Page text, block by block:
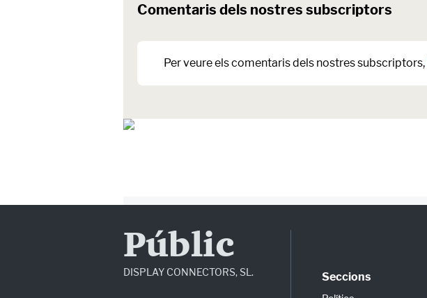
Comentaris dels nostres subscriptors
Per veure els comentaris dels nostres subscriptors,
Públic
DISPLAY CONNECTORS, SL. Seccions